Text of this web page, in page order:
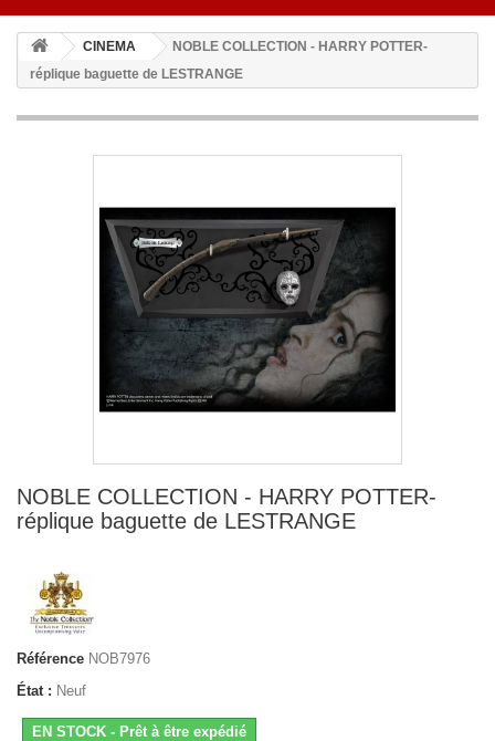
CINEMA
NOBLE COLLECTION - HARRY POTTER-
réplique baguette de LESTRANGE
NOBLE COLLECTION - HARRY POTTER-
réplique baguette de LESTRANGE
Référence NOB7976
État : Neuf
EN STOCK - Prêt à être expédié